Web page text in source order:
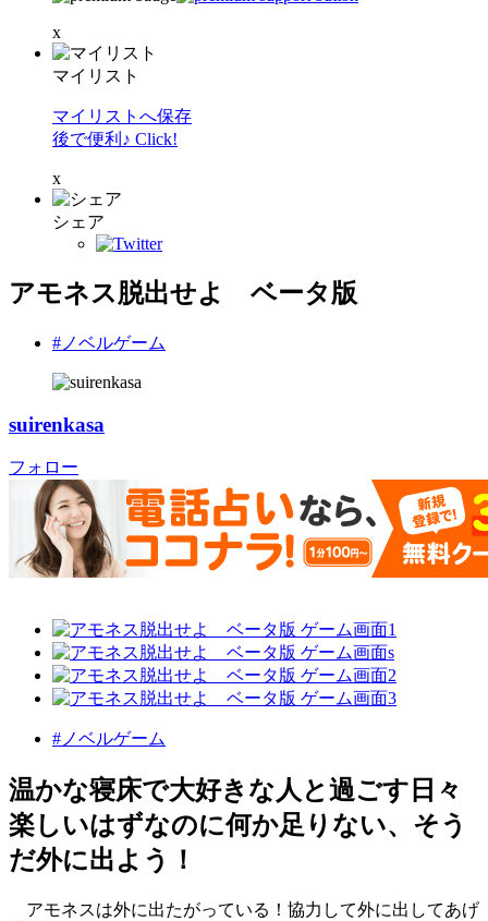
x
マイリスト
マイリストへ保存
後で便利♪ Click!
x
シェア
アモネス脱出せよ ベータ版
#ノベルゲーム
suirenkasa
フォロー
#ノベルゲーム
温かな寝床で大好きな人と過ごす日々
楽しいはずなのに何か足りない、そう
だ外に出よう！
アモネスは外に出たがっている！協力して外に出してあげ